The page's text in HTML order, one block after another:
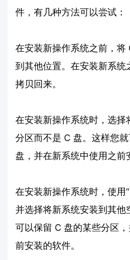
件，有几种方法可以尝试：
在安装新操作系统之前，将
到其他位置。在安装新系统
拷贝回来。
在安装新操作系统时，选择
分区而不是 C 盘。这样您
盘，并在新系统中使用之前
在安装新操作系统时，使用
并选择将新系统安装到其他
可以保留 C 盘的某些分区
前安装的软件。